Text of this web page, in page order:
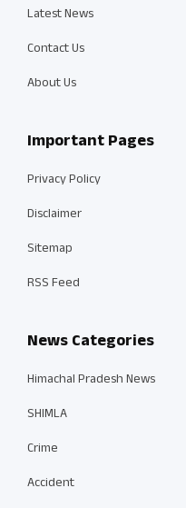
Latest News
Contact Us
About Us
Important Pages
Privacy Policy
Disclaimer
Sitemap
RSS Feed
News Categories
Himachal Pradesh News
SHIMLA
Crime
Accident